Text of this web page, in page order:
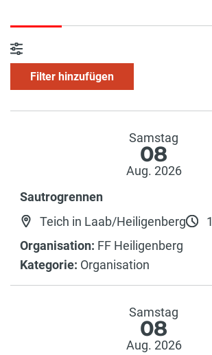
Filter hinzufügen
Samstag
08
Aug. 2026
Sautrogrennen
Teich in Laab/Heiligenberg
Organisation: FF Heiligenberg
Kategorie: Organisation
Samstag
08
Aug. 2026